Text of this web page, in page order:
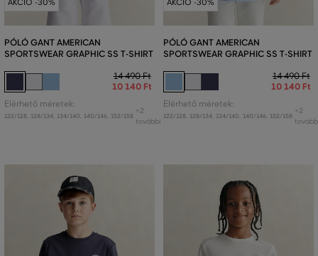
AKCIÓ -30%
PÓLÓ GANT AMERICAN
SPORTSWEAR GRAPHIC SS T-SHIRT
14 490 Ft
10 140 Ft
Elérhető méretek:
122/128 128/134 134/140 140/146 152/158
+2
további
AKCIÓ -30%
PÓLÓ GANT AMERICAN
SPORTSWEAR GRAPHIC SS T-SHIRT
14 490 Ft
10 140 Ft
Elérhető méretek:
122/128 128/134 134/140 140/146 152/158
+2